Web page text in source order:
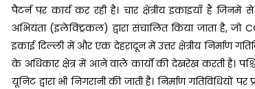
पैटर्न पर कार्य कर रही है। चार क्षेत्रीय इकाइयाँ हैं
अभियंता (इलेक्ट्रिकल) द्वारा संचालित किया जाता है, जो
इकाई दिल्ली में और एक देहरादून में उत्तर क्षेत्रीय निर्माण
के अधिकार क्षेत्र में आने वाले कार्यों की देखरेख करती है।
यूनिट द्वारा भी निगरानी की जाती है। निर्माण गतिविधियों